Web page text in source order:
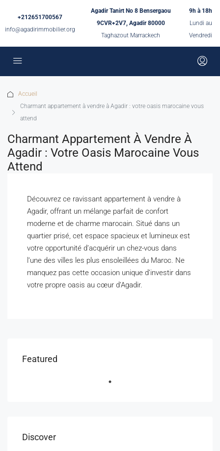
+212651700567
info@agadirimmobilier.org
Agadir Tanirt No 8 Bensergaou
9CVR+2V7, Agadir 80000
Taghazout Marrackech
9h à 18h
Lundi au
Vendredi
Accueil
Charmant appartement à vendre à Agadir : votre oasis marocaine vous
attend
Charmant Appartement À Vendre À
Agadir : Votre Oasis Marocaine Vous
Attend
Découvrez ce ravissant appartement à vendre à
Agadir, offrant un mélange parfait de confort
moderne et de charme marocain. Situé dans un
quartier prisé, cet espace spacieux et lumineux est
votre opportunité d’acquérir un chez-vous dans
l’une des villes les plus ensoleillées du Maroc. Ne
manquez pas cette occasion unique d’investir dans
votre propre oasis au cœur d’Agadir.
Featured
Discover